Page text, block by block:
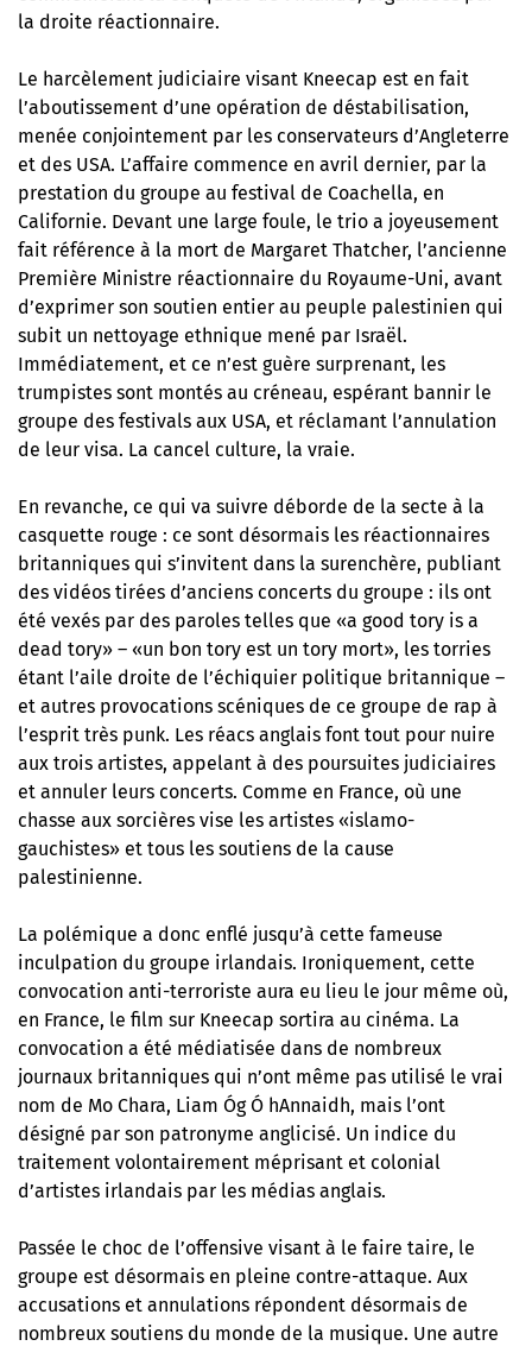
la droite réactionnaire.
Le harcèlement judiciaire visant Kneecap est en fait
l’aboutissement d’une opération de déstabilisation,
menée conjointement par les conservateurs d’Angleterre
et des USA. L’affaire commence en avril dernier, par la
prestation du groupe au festival de Coachella, en
Californie. Devant une large foule, le trio a joyeusement
fait référence à la mort de Margaret Thatcher, l’ancienne
Première Ministre réactionnaire du Royaume-Uni, avant
d’exprimer son soutien entier au peuple palestinien qui
subit un nettoyage ethnique mené par Israël.
Immédiatement, et ce n’est guère surprenant, les
trumpistes sont montés au créneau, espérant bannir le
groupe des festivals aux USA, et réclamant l’annulation
de leur visa. La cancel culture, la vraie.
En revanche, ce qui va suivre déborde de la secte à la
casquette rouge : ce sont désormais les réactionnaires
britanniques qui s’invitent dans la surenchère, publiant
des vidéos tirées d’anciens concerts du groupe : ils ont
été vexés par des paroles telles que «a good tory is a
dead tory» – «un bon tory est un tory mort», les torries
étant l’aile droite de l’échiquier politique britannique –
et autres provocations scéniques de ce groupe de rap à
l’esprit très punk. Les réacs anglais font tout pour nuire
aux trois artistes, appelant à des poursuites judiciaires
et annuler leurs concerts. Comme en France, où une
chasse aux sorcières vise les artistes «islamo-
gauchistes» et tous les soutiens de la cause
palestinienne.
La polémique a donc enflé jusqu’à cette fameuse
inculpation du groupe irlandais. Ironiquement, cette
convocation anti-terroriste aura eu lieu le jour même où,
en France, le film sur Kneecap sortira au cinéma. La
convocation a été médiatisée dans de nombreux
journaux britanniques qui n’ont même pas utilisé le vrai
nom de Mo Chara, Liam Óg Ó hAnnaidh, mais l’ont
désigné par son patronyme anglicisé. Un indice du
traitement volontairement méprisant et colonial
d’artistes irlandais par les médias anglais.
Passée le choc de l’offensive visant à le faire taire, le
groupe est désormais en pleine contre-attaque. Aux
accusations et annulations répondent désormais de
nombreux soutiens du monde de la musique. Une autre